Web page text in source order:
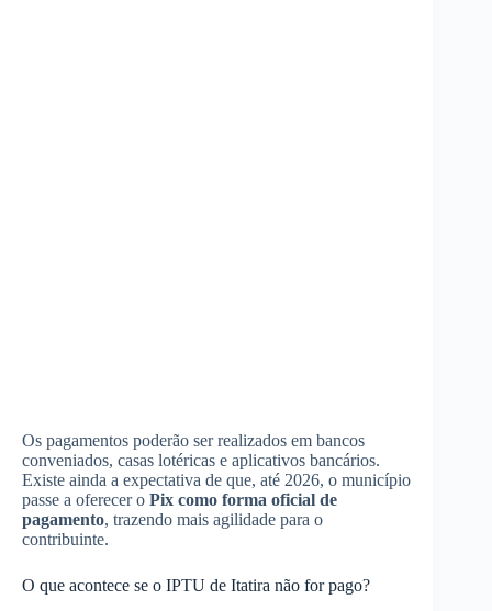
Os pagamentos poderão ser realizados em bancos
conveniados, casas lotéricas e aplicativos bancários.
Existe ainda a expectativa de que, até 2026, o município
passe a oferecer o Pix como forma oficial de
pagamento, trazendo mais agilidade para o
contribuinte.
O que acontece se o IPTU de Itatira não for pago?